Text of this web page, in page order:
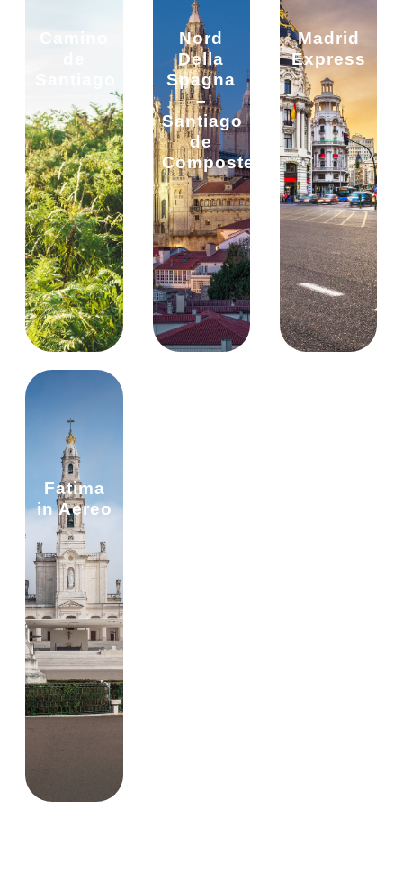
Nord
Della
Spagna
–
Santiago
de
Compostela
Madrid
Express
Fatima
in Aereo